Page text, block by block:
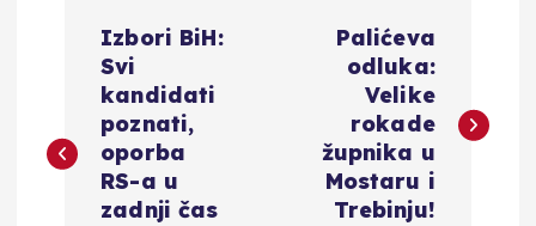
v
Izbori BiH:
Svi
kandidati
poznati,
oporba
RS-a u
zadnji čas
Palićeva
odluka:
Velike
rokade
župnika u
Mostaru i
Trebinju!